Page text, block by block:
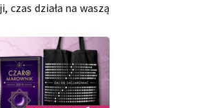
czas działa na waszą